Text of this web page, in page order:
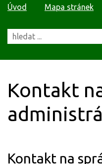
Úvod Mapa stránek
Kontakt
Kontakt na